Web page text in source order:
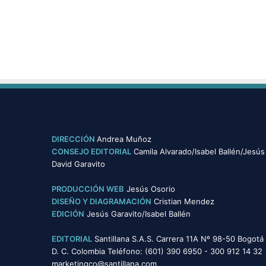
DIRECCIÓN Andrea Muñoz
CONSEJO EDITORIAL Camila Alvarado/Isabel Ballén/Jesús
David Garavito
PRODUCCIÓN WEB Jesús Osorio
DISEÑO Y DIAGRAMACIÓN Cristian Mendez
EDICIÓN Jesús Garavito/Isabel Ballén
EDITORIAL Santillana S.A.S. Carrera 11A Nº 98-50 Bogotá
D. C. Colombia Teléfono: (601) 390 6950 - 300 912 14 32
marketingco@santillana.com